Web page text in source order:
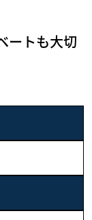
ートも大切